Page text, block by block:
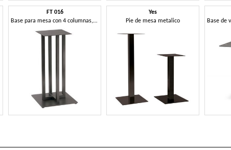
FT 016
Base para mesa con 4 columnas, para bares y restaurantes
Yes
Pie de mesa metalico